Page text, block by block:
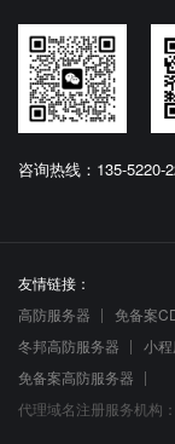
咨询热线：135-5220-
友情链接：
高防服务器
免备案
冬邦高防服务器
小
免备案高防服务器
代理域名注册服务机构